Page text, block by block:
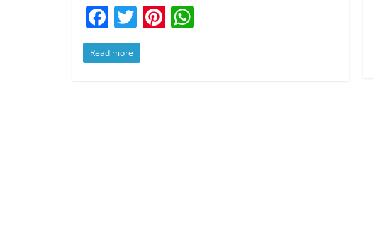
F
a
c
T
w
itt
Pi
Read more